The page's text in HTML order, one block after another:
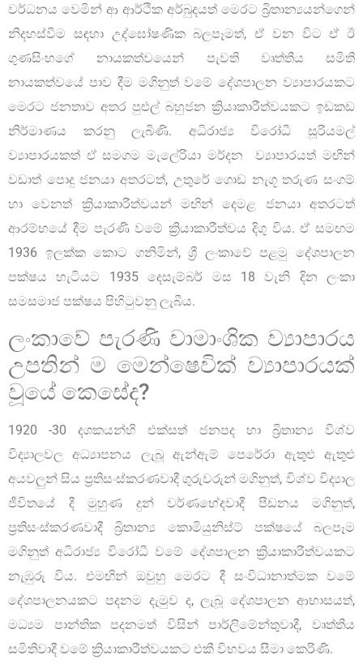
වර්ධනය වෙමින් ආ ආර්ථික අර්බුදයත් මෙරට බ්‍රිතාන්‍යයන්ගෙන්
නිදහස්වීම සඳහා උද්ඝෝෂණික බලපෑමත්, ඒ වන විට ඒ ඊ
ගුණසිංහගේ නායකත්වයෙන් පැවති වෘත්තීය සමිති
නායකත්වයේ පාව දීම මගිනුත් වමේ දේශපාලන ව්‍යාපාරයකට
මෙරට ජනතාව අතර පුළුල් බහුජන ක්‍රියාකාරීත්වයකට ඉඩකඩ
නිර්මාණය කරනු ලැබිණි. අධිරාජ්‍ය විරෝධී සූරියමල්
ව්‍යාපාරයකත් ඒ සමගම මැලේරියා මර්දන ව්‍යාපාරයත් මඟින්
වඩාත් පොදු ජනයා අතරටත්, උතුරේ ගොඩ නැගූ තරුණ සංගම්
හා වෙනත් ක්‍රියාකාරීත්වයන් මඟින් දෙමළ ජනයා අතරටත්
ආරම්භයේ දීම පැරණි වමේ ක්‍රියාකාරීත්වය දිගු විය. ඒ සමඟම
1936 ඉලක්ක කොට ගනිමින්, ශ්‍රී ලංකාවේ පළමු දේශපාලන
පක්ෂය හැටියට 1935 දෙසැම්බර් මස 18 වැනි දින ලංකා
සමසමාජ පක්ෂය පිහිටුවනු ලැබීය.
ලංකාවේ පැරණි වාමාංශික ව්‍යාපාරය
උපතින් ම මෙන්ෂෙවික් ව්‍යාපාරයක්
වූයේ කෙසේද?
1920 -30 දශකයන්හි එක්සත් ජනපද හා බ්‍රිතාන්‍ය විශ්ව
විද්‍යාලවල අධ්‍යාපනය ලැබූ ඇන්ඇම් පෙරේරා ඇතුළු ඇතුළු
අයවලුන් සිය ප්‍රතිසංස්කරණවාදී ගුරුවරුන් මගිනුත්, විශ්ව විද්‍යාල
ජීවිතයේ දී මුහුණ දුන් වර්ණභේදවාදී පීඩනය මගිනුත්,
ප්‍රතිසංස්කරණවාදී බ්‍රිතාන්‍ය කොමියුනිස්ට් පක්ෂයේ බලපෑම
මගිනුත් අධිරාජ්‍ය විරෝධී වමේ දේශපාලන ක්‍රියාකාරීත්වයකට
නැඹුරු විය. එමඟින් ඔවුහු මෙරට දී සංවිධානාත්මක වමේ
දේශපාලනයකට පදනම දැමුව ද, ලැබූ දේශපාලන ආභාසයත්,
මධ්‍යම පාන්තික පදනමත් විසින් පාර්ලිමේන්තුවාදී, වෘත්තීය
සමිතිවාදී වමේ ක්‍රියාකාරීත්වයකට එකී විභවය සීමා කෙරිණි.